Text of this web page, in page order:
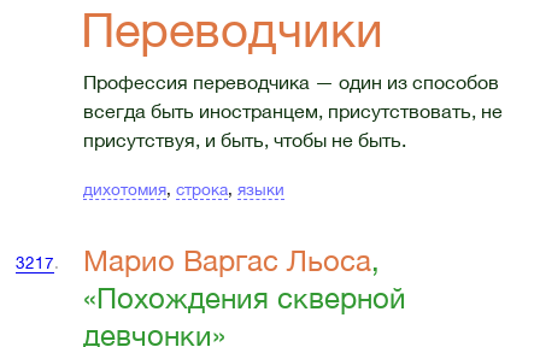
Переводчики
Профессия переводчика — один из способов
всегда быть иностранцем, присутствовать, не
присутствуя, и быть, чтобы не быть.
дихотомия,строка,языки
3217. Марио Варгас Льоса,
«Похождения скверной
девчонки»